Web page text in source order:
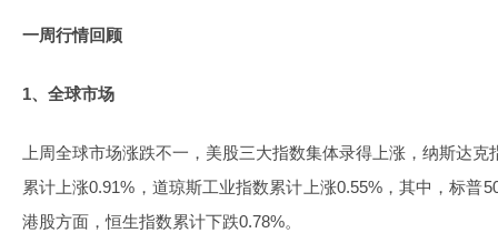
一周行情回顾
1、全球市场
上周全球市场涨跌不一，美股三大指数集体录得上涨，纳斯达
累计上涨0.91%，道琼斯工业指数累计上涨0.55%，其中，标普
港股方面，恒生指数累计下跌0.78%。